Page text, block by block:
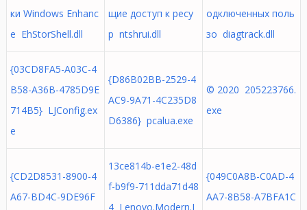
ки Windows Enhanc
e EhStorShell.dll
щие доступ к ресу
р ntshrui.dll
одключенных поль
зо diagtrack.dll
{03CD8FA5-A03C-4
B58-A36B-4785D9E
714B5} LJConfig.ex
e
{D86B02BB-2529-4
AC9-9A71-4C235D8
D6386} pcalua.exe
© 2020 205223766.
exe
{CD2D8531-8900-4
A67-BD4C-9DE96F
13ce814b-e1e2-48d
f-b9f9-711dda71d48
4 Lenovo.Modern.I
{049C0A8B-C0AD-4
AA7-8B58-A7BFA1C